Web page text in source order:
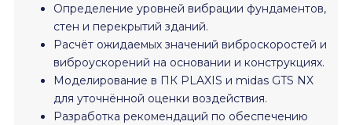
Определение уровней вибрации фундаментов,
стен и перекрытий зданий.
Расчёт ожидаемых значений виброскоростей и
виброускорений на основании и конструкциях.
Моделирование в ПК PLAXIS и midas GTS NX
для уточнённой оценки воздействия.
Разработка рекомендаций по обеспечению